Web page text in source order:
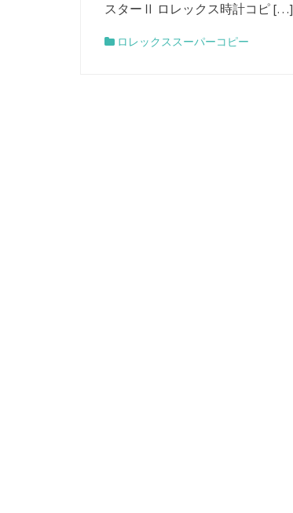
スターⅡ ロレックス時計コピ […]
ロレックススーパーコピー